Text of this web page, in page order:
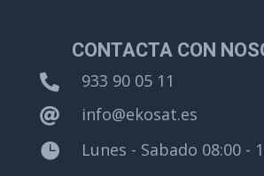
CONTACTA CON
 933 90 05 11
 info@ekosat.es
 Lunes - Sabado 08:00 -